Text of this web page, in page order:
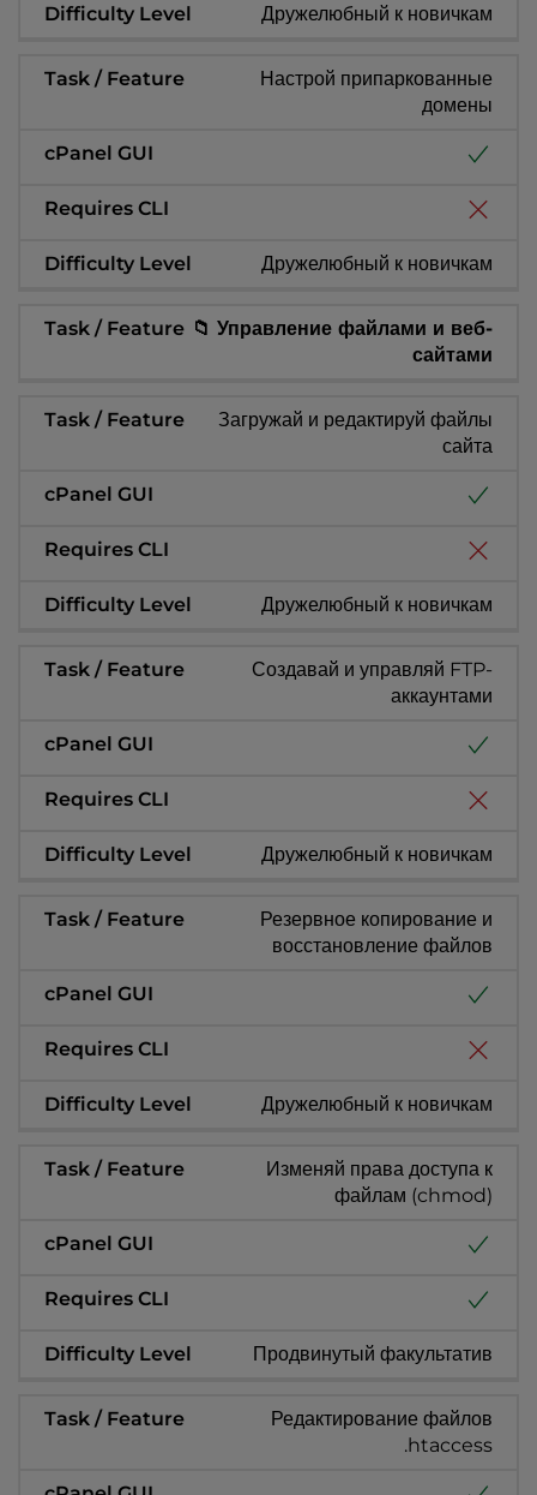
Дружелюбный к новичкам
Настрой припаркованные
домены
Дружелюбный к новичкам
📁 Управление файлами и веб-
сайтами
Загружай и редактируй файлы
сайта
Дружелюбный к новичкам
Создавай и управляй FTP-
аккаунтами
Дружелюбный к новичкам
Резервное копирование и
восстановление файлов
Дружелюбный к новичкам
Изменяй права доступа к
файлам (chmod)
Продвинутый факультатив
Редактирование файлов
.htaccess